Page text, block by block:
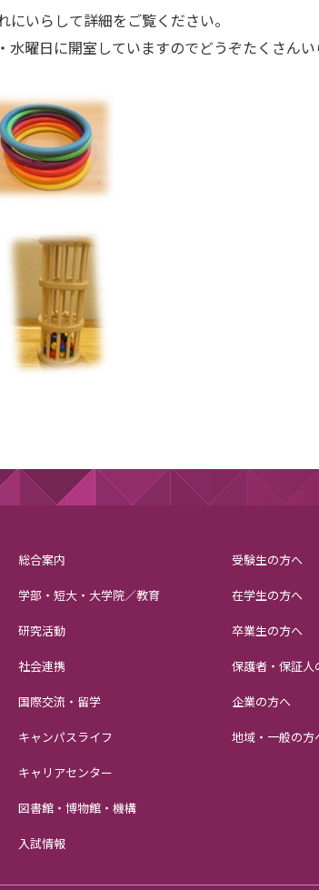
いらして詳細をご覧ください。
曜日に開室していますのでどうぞたくさんい
総合案内
学部・短大・大学院／教育
研究活動
社会連携
国際交流・留学
キャンパスライフ
キャリアセンター
図書館・博物館・機構
入試情報
受験生の方へ
在学生の方へ
卒業生の方へ
保護者・保証人
企業の方へ
地域・一般の方